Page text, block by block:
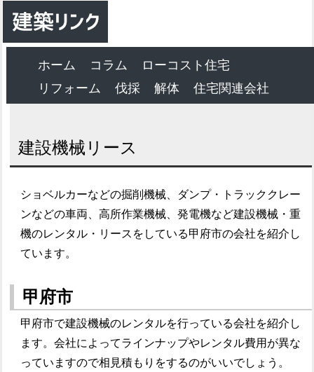
ホーム コラム
ローコスト住宅
リフォーム
伐採 解体 住宅関連会社
建設機械リース
ショベルカーなどの掘削機械、ダンプ・トラッククレー
ンなどの車両、高所作業機械、発電機など建設機械・重
機のレンタル・リースをしている甲府市の会社を紹介し
ています。
甲府市
甲府市で建設機械のレンタルを行っている会社を紹介し
ます。会社によってラインナップやレンタル費用が異な
っていますので相見積もりをするのがいいでしょう。